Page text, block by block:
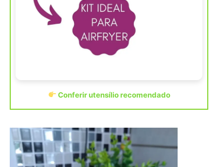
Conferir utensílio recomendado